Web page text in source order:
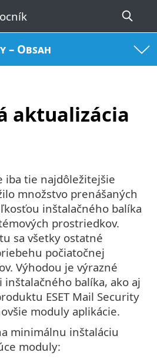
– Obsah
aktualizácia
iba tie najdôležitejšie
množstvo prenášaných
inštalačného balíka
prostriedkov.
sa všetky ostatné
počiatočnej
Výhodou je výrazné
balíka, ako aj
ESET Mail Security
moduly aplikácie.
minimálnu inštaláciu
moduly: